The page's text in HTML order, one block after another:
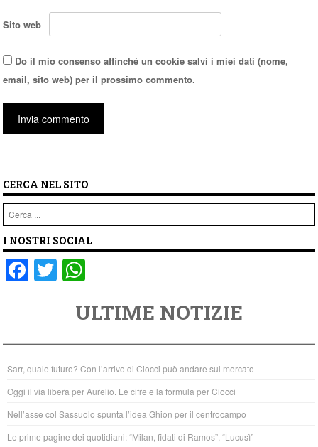
Sito web
Do il mio consenso affinché un cookie salvi i miei dati (nome,
email, sito web) per il prossimo commento.
CERCA NEL SITO
Cerca
I NOSTRI SOCIAL
F
e
b
o
o
k
T
er
at
s
A
p
p
ULTIME NOTIZIE
Sarr, quale futuro? Con l’arrivo di Ciocci può andare sul mercato
Oggi il via libera per Aurelio. Le cifre e la formula per Ciocci
Nell’asse col Sassuolo spunta l’idea Ghion per il centrocampo
Le prime pagine dei quotidiani: “Milan, fidati di Ramos”, “Lucusì”